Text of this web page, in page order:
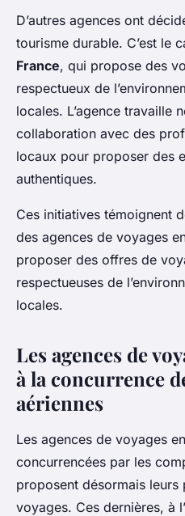
D’autres agences ont
tourisme durable. C’est le
France, qui propose des
respectueux de
locales. L’agence travaille
collaboration avec des
locaux pour proposer des
authentiques.
Ces initiatives témoignent
des agences de voyages
proposer des offres de
respectueuses de
locales.
Les agences de
à la concurrence
aériennes
Les agences de voyages
concurrencées par les
proposent désormais
voyages. Ces dernières, à